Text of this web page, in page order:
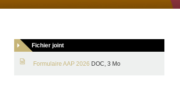
Fichier joint
Formulaire AAP 2026 DOC, 3 Mo